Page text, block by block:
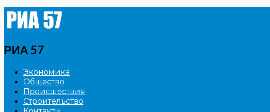
РИА 57
Экономика
Общество
Происшествия
Строительство